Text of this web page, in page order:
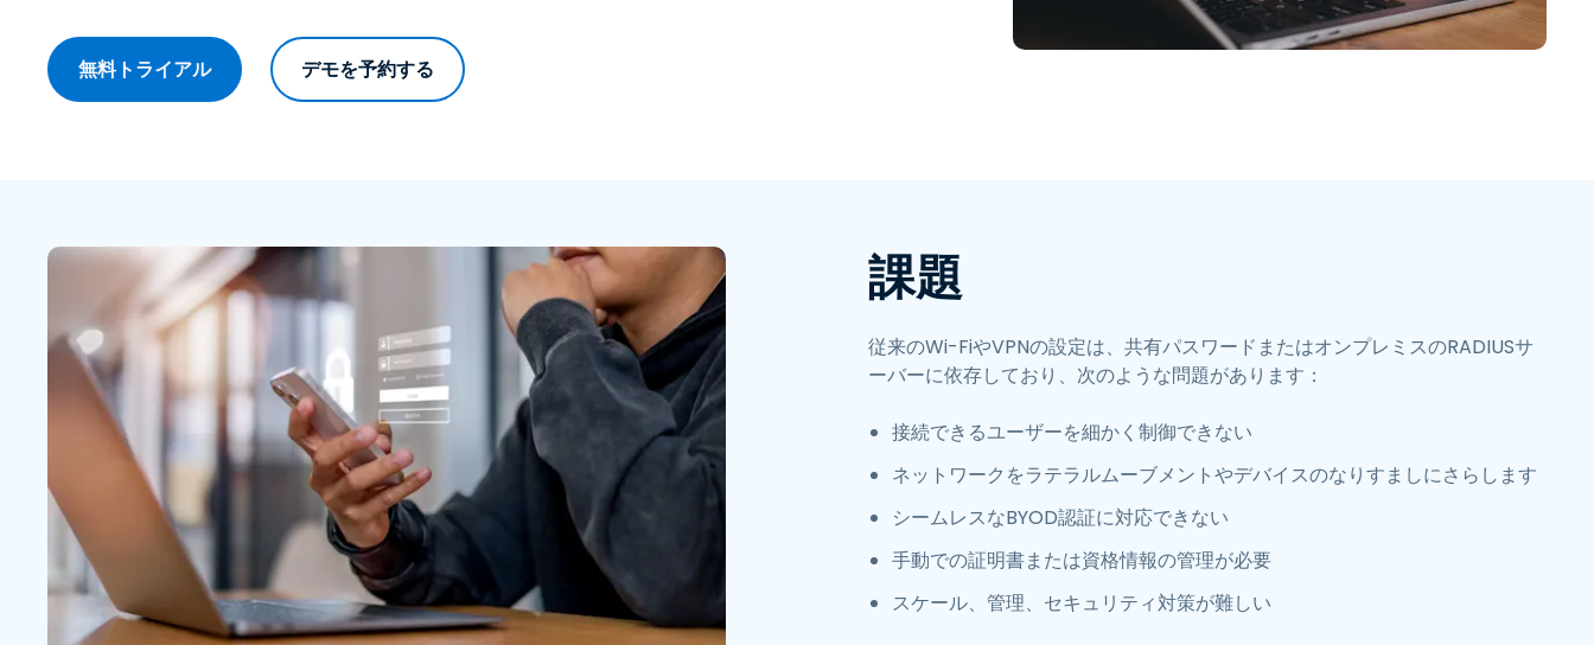
繁體中文
無料トライアル デモを予約する
課題
従来のWi-FiやVPNの設定は、共有パスワードまたはオンプレミスのRADIUSサ
ーバーに依存しており、次のような問題があります：
接続できるユーザーを細かく制御できない
ネットワークをラテラルムーブメントやデバイスのなりすましにさらします
シームレスなBYOD認証に対応できない
手動での証明書または資格情報の管理が必要
スケール、管理、セキュリティ対策が難しい